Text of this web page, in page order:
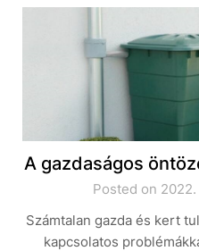
A gazdaságos
Posted on
Számtalan gazda és kert
kapcsolatos